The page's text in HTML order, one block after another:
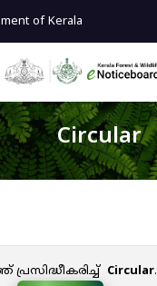
of Kerala
Circular
Circular